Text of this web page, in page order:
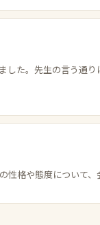
した。先生の言う通
性格や態度について